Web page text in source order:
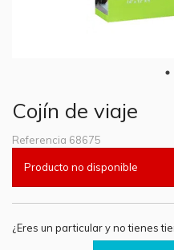
Cojín de viaje
Referencia 68675
Producto no disponible
¿Eres un particular y no tienes